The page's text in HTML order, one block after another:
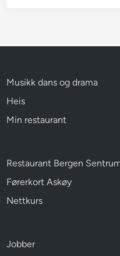
Musikk dans og drama
Heis
Min restaurant
Restaurant Bergen
Førerkort Askøy
Nettkurs
Jobber